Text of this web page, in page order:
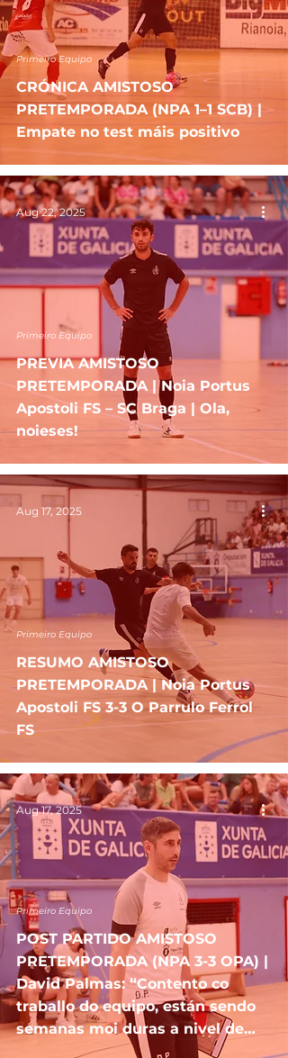
CRÓNICA AMISTOSO
PRETEMPORADA (NPA 1–1 SCB) |
Empate no test máis positivo
Primeiro Equipo
PREVIA AMISTOSO
PRETEMPORADA | Noia Portus
Apostoli FS – SC Braga | Ola,
noieses!
Primeiro Equipo
Aug 22, 2025
RESUMO AMISTOSO
PRETEMPORADA | Noia Portus
Apostoli FS 3-3 O Parrulo Ferrol
FS
Primeiro Equipo
Aug 17, 2025
POST PARTIDO AMISTOSO
PRETEMPORADA (NPA 3-3 OPA) |
David Palmas: “Contento co
traballo do equipo, están sendo
semanas moi duras a nivel de
carga de adestramentos”
Primeiro Equipo
Aug 17, 2025